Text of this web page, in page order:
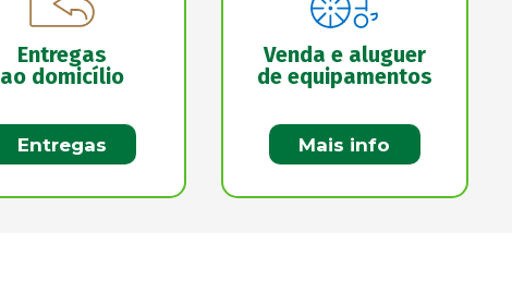
Entregas
ao domicílio
Entregas
Venda e aluguer
de equipamentos
Mais info